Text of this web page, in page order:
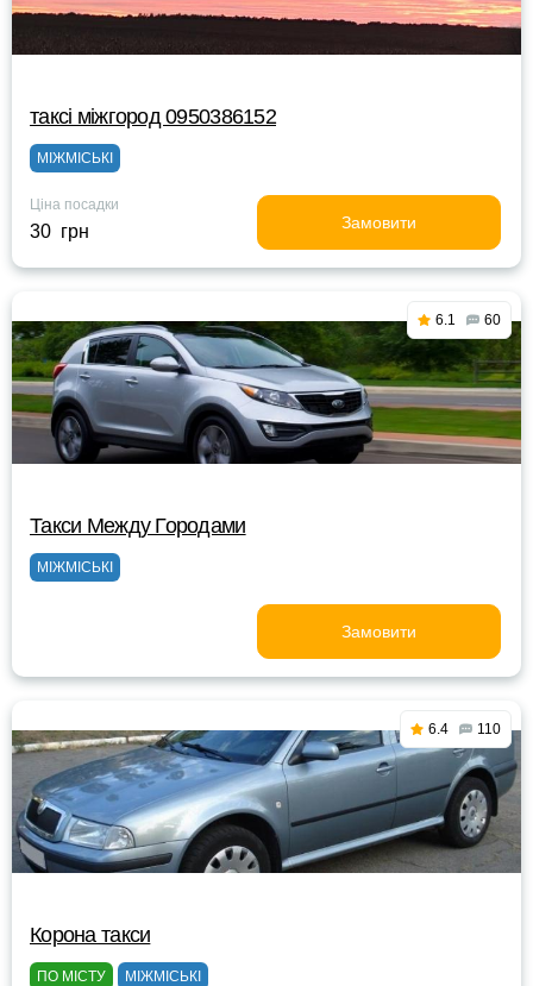
таксі міжгород 0950386152
МІЖМІСЬКІ
Ціна посадки
30 грн Замовити
6.1 60
Такси Между Городами
МІЖМІСЬКІ
Замовити
6.4 110
Корона такси
ПО МІСТУ МІЖМІСЬКІ